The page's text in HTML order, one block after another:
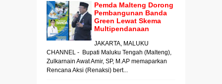
Pemda Malteng Dorong
Pembangunan Banda
Green Lewat Skema
Multipendanaan
JAKARTA, MALUKU
CHANNEL - Bupati Maluku Tengah (Malteng),
Zulkarnain Awat Amir, SP, M.AP memaparkan
Rencana Aksi (Renaksi) bert...